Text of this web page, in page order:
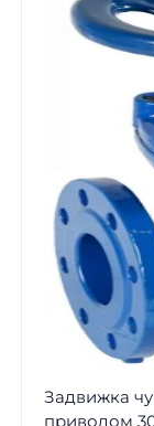
Задвижка
приводом